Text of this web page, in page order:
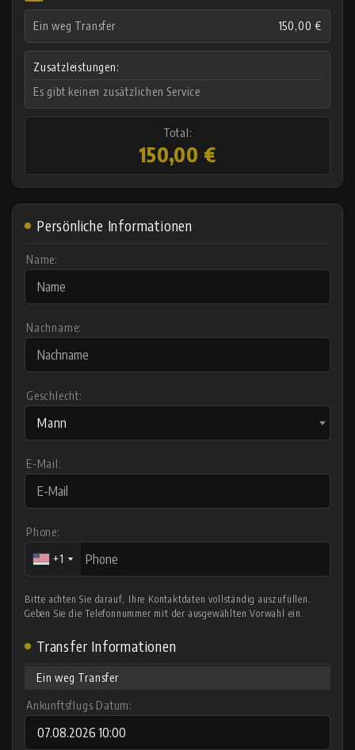
Persönliche Informationen
Name:
Nachname:
Geschlecht:
Mann
E-Mail:
Phone:
+1
Bitte achten Sie darauf, Ihre Kontaktdaten vollständig auszufüllen.
Geben Sie die Telefonnummer mit der ausgewählten Vorwahl ein.
Transfer Informationen
Ein weg Transfer
Ankunftsflugs Datum:
Ein weg Transfer 150,00 €
Zusatzleistungen:
Es gibt keinen zusätzlichen Service
Total:
150,00 €